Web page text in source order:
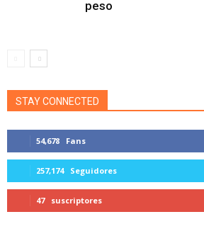
peso
STAY CONNECTED
54,678 Fans
257,174 Seguidores
47 suscriptores